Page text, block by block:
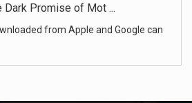
Reborn
2,000 workers, about $900